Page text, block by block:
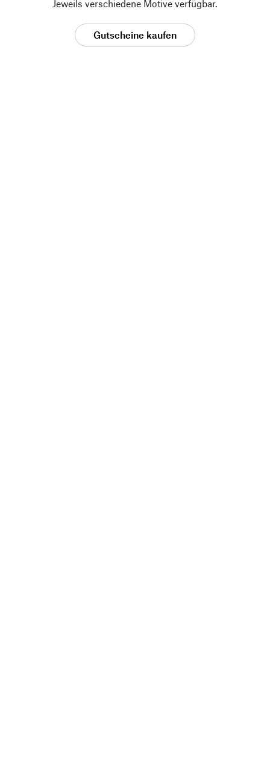
Jeweils verschiedene Motive verfügbar.
Gutscheine kaufen